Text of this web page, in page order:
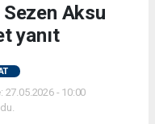
Aksu
yanıt
27.05.2026 - 10:00